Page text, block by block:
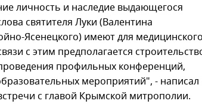
личность и наследие выдающегося
святителя Луки (Валентина
Ясенецкого) имеют для
с этим предполагается
профильных конференций,
мероприятий", - написал
с главой Крымской митрополии.